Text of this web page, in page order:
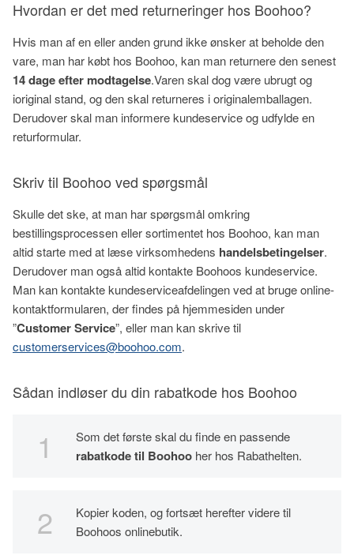
Hvordan er det med returneringer hos Boohoo?
Hvis man af en eller anden grund ikke ønsker at beholde den
vare, man har købt hos Boohoo, kan man returnere den senest
14 dage efter modtagelse.Varen skal dog være ubrugt og
ioriginal stand, og den skal returneres i originalemballagen.
Derudover skal man informere kundeservice og udfylde en
returformular.
Skriv til Boohoo ved spørgsmål
Skulle det ske, at man har spørgsmål omkring
bestillingsprocessen eller sortimentet hos Boohoo, kan man
altid starte med at læse virksomhedens handelsbetingelser.
Derudover man også altid kontakte Boohoos kundeservice.
Man kan kontakte kundeserviceafdelingen ved at bruge online-
kontaktformularen, der findes på hjemmesiden under
”Customer Service”, eller man kan skrive til
customerservices@boohoo.com.
Sådan indløser du din rabatkode hos Boohoo
Som det første skal du finde en passende
rabatkode til Boohoo her hos Rabathelten.
Kopier koden, og fortsæt herefter videre til
Boohoos onlinebutik.